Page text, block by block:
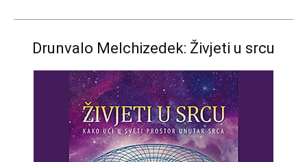
Drunvalo Melchizedek: Živjeti u srcu